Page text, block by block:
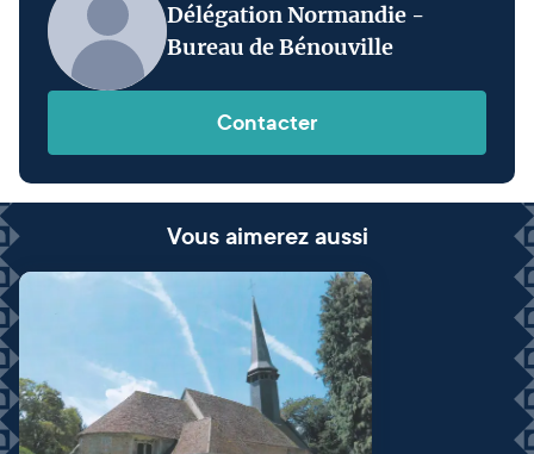
Délégation Normandie -
Bureau de Bénouville
Contacter
Vous aimerez aussi